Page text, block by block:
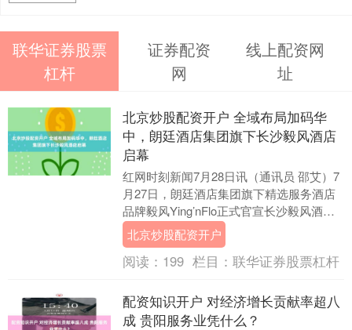
联华证券股票
杠杆
证券配资
网
线上配资网
址
北京炒股配资开户 全域布局加码华
中，朗廷酒店集团旗下长沙毅风酒店
启幕
红网时刻新闻7月28日讯（通讯员 邵艾）7
月27日，朗廷酒店集团旗下精选服务酒店
品牌毅风Ying’nFlo正式官宣长沙毅风酒店
盛大开业。作为品牌继武汉之后再度落....
北京炒股配资开户
阅读： 199 栏目： 联华证券股票杠杆
配资知识开户 对经济增长贡献率超八
成 贵阳服务业凭什么？